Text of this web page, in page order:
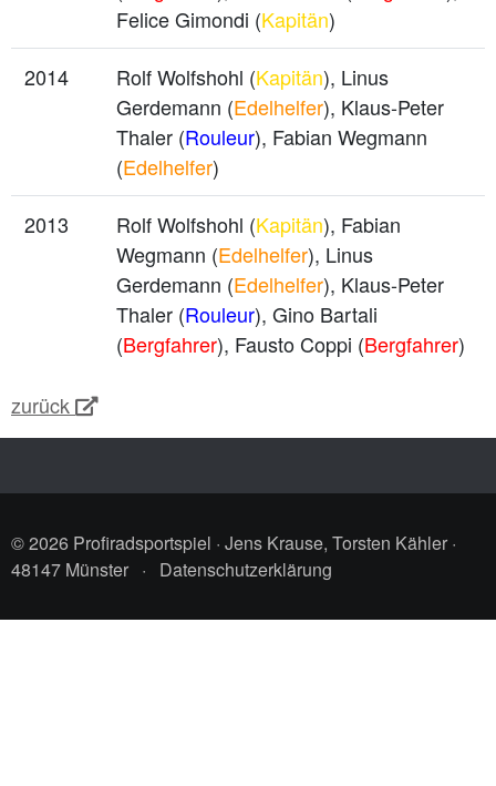
Felice Gimondi (Kapitän)
2014
Rolf Wolfshohl (Kapitän), Linus
Gerdemann (Edelhelfer), Klaus-Peter
Thaler (Rouleur), Fabian Wegmann
(Edelhelfer)
2013
Rolf Wolfshohl (Kapitän), Fabian
Wegmann (Edelhelfer), Linus
Gerdemann (Edelhelfer), Klaus-Peter
Thaler (Rouleur), Gino Bartali
(Bergfahrer), Fausto Coppi (Bergfahrer)
zurück
© 2026 Profiradsportspiel · Jens Krause, Torsten Kähler ·
48147 Münster · Datenschutzerklärung